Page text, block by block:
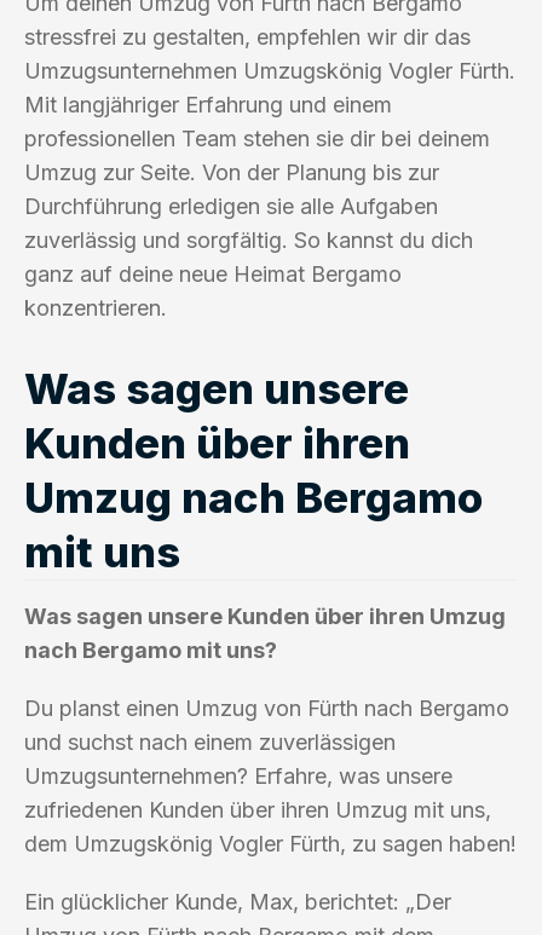
stressfrei zu gestalten, empfehlen wir dir das
Umzugsunternehmen Umzugskönig Vogler Fürth.
Mit langjähriger Erfahrung und einem
professionellen Team stehen sie dir bei deinem
Umzug zur Seite. Von der Planung bis zur
Durchführung erledigen sie alle Aufgaben
zuverlässig und sorgfältig. So kannst du dich
ganz auf deine neue Heimat Bergamo
konzentrieren.
Was sagen unsere
Kunden über ihren
Umzug nach Bergamo
mit uns
Was sagen unsere Kunden über ihren Umzug
nach Bergamo mit uns?
Du planst einen Umzug von Fürth nach Bergamo
und suchst nach einem zuverlässigen
Umzugsunternehmen? Erfahre, was unsere
zufriedenen Kunden über ihren Umzug mit uns,
dem Umzugskönig Vogler Fürth, zu sagen haben!
Ein glücklicher Kunde, Max, berichtet: „Der